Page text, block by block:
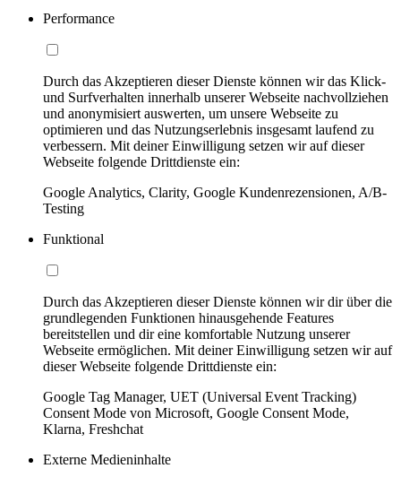
Performance
Durch das Akzeptieren dieser Dienste können wir das Klick-
und Surfverhalten innerhalb unserer Webseite nachvollziehen
und anonymisiert auswerten, um unsere Webseite zu
optimieren und das Nutzungserlebnis insgesamt laufend zu
verbessern. Mit deiner Einwilligung setzen wir auf dieser
Webseite folgende Drittdienste ein:
Google Analytics, Clarity, Google Kundenrezensionen, A/B-
Testing
Funktional
Durch das Akzeptieren dieser Dienste können wir dir über die
grundlegenden Funktionen hinausgehende Features
bereitstellen und dir eine komfortable Nutzung unserer
Webseite ermöglichen. Mit deiner Einwilligung setzen wir auf
dieser Webseite folgende Drittdienste ein:
Google Tag Manager, UET (Universal Event Tracking)
Consent Mode von Microsoft, Google Consent Mode,
Klarna, Freshchat
Externe Medieninhalte